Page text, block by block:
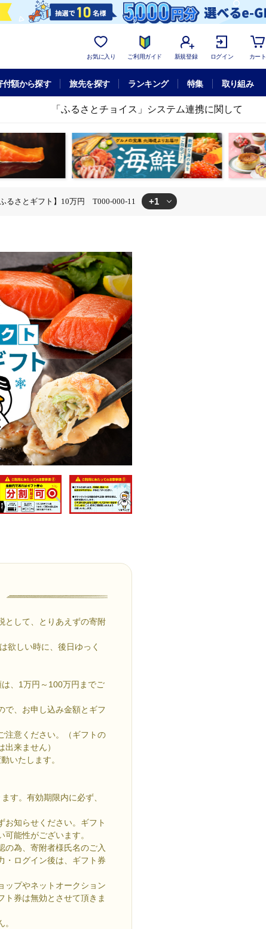
お気に入り ご利用ガイド 新規登録 ログイン カート
付額から探す 旅先を探す ランキング 特集 取り組み
「ふるさとチョイス」システム連携に関して
るさとギフト】10万円 T000-000-11 +1
として、とりあえずの寄附
欲しい時に、後日ゆっく
、1万円～100万円までご
で、お申し込み金額とギフ
注意ください。（ギフトの
来ません）
いたします。
す。有効期限内に必ず、
知らせください。ギフト
能性がございます。
為、寄附者様氏名のご入
・ログイン後は、ギフト券
ップやネットオークション
ト券は無効とさせて頂きま